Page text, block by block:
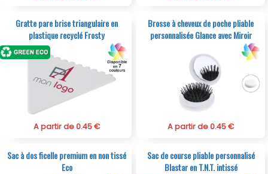
Gratte pare brise triangulaire en
plastique recyclé Frosty
A partir de 0.45 €
Brosse à cheveux de poche pliable
personnalisée Glance avec Miroir
A partir de 0.45 €
Sac à dos ficelle premium en non tissé
Eco
Sac de course pliable personnalisé
Blastar en T.N.T. intissé